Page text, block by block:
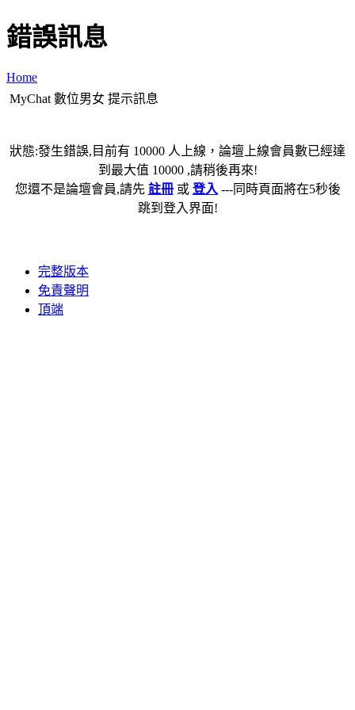
錯誤訊息
Home
MyChat 數位男女 提示訊息
狀態:發生錯誤,目前有 10000 人上線，論壇上線會員數已經達
到最大值 10000 ,請稍後再來!
您還不是論壇會員,請先 註冊或 登入 ---同時頁面將在5秒後
跳到登入界面!
完整版本
免責聲明
頂端